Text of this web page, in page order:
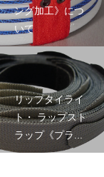
ング加工》につ
いて
リップタイライ
ト・ ラップスト
ラップ《プラ...